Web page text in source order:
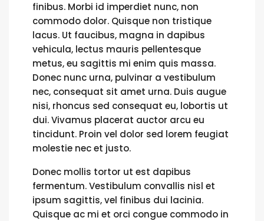
finibus. Morbi id imperdiet nunc, non
commodo dolor. Quisque non tristique
lacus. Ut faucibus, magna in dapibus
vehicula, lectus mauris pellentesque
metus, eu sagittis mi enim quis massa.
Donec nunc urna, pulvinar a vestibulum
nec, consequat sit amet urna. Duis augue
nisi, rhoncus sed consequat eu, lobortis ut
dui. Vivamus placerat auctor arcu eu
tincidunt. Proin vel dolor sed lorem feugiat
molestie nec et justo.
Donec mollis tortor ut est dapibus
fermentum. Vestibulum convallis nisl et
ipsum sagittis, vel finibus dui lacinia.
Quisque ac mi et orci congue commodo in